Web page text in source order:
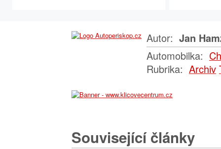
Autor: Jan
Automobilka:
Rubrika: Archiv
Související články